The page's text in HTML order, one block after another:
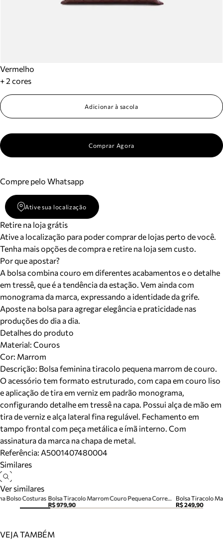
Vermelho
+ 2 cores
Adicionar à sacola
Comprar Agora
Compre pelo Whatsapp
Ative sua localização
Retire na loja grátis
Ative a localização para poder comprar de lojas perto de você.
Tenha mais opções de compra e retire na loja sem custo.
Por que apostar?
A bolsa combina couro em diferentes acabamentos e o detalhe
em tressê, que é a tendência da estação. Vem ainda com
monograma da marca, expressando a identidade da grife.
Aposte na bolsa para agregar elegância e praticidade nas
produções do dia a dia.
Detalhes do produto
Material: Couros
Cor: Marrom
Descrição: Bolsa feminina tiracolo pequena marrom de couro.
O acessório tem formato estruturado, com capa em couro liso
e aplicação de tira em verniz em padrão monograma,
configurando detalhe em tressê na capa. Possui alça de mão em
tira de verniz e alça lateral fina regulável. Fechamento em
tampo frontal com peça metálica e ímã interno. Com
assinatura da marca na chapa de metal.
Referência: A5001407480004
Similares
Ver similares
Bolsa Tiracolo Marrom Couro Pequena Corrente
R$ 979,90
Bolsa Tiracolo
R$ 249,90
Bolso Costuras
VEJA TAMBÉM